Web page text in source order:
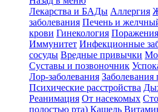
Лекарства и БАДы Аллергия
заболевания Печень и
крови Гинекология
Иммунитет Инфекционные
сосуды Вредные привычки
Суставы и позвоночник
Лор-заболевания Заболевания
Психические расстройства
Реанимация От насекомых
полостью рта) Кашель